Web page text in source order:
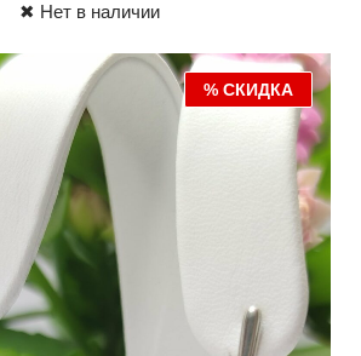
✖ Нет в наличии
% СКИДКА